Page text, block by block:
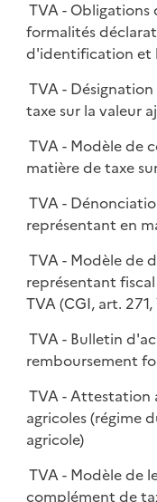
TVA - Obligations
formalités
d'identification et
TVA -
taxe sur la valeur
TVA - Modèle de
matière de taxe
TVA -
représentant en
TVA - Modèle de
représentant
TVA (CGI, art.
TVA - Bulletin
remboursement
TVA - Attestation
agricoles (régime
agricole)
TVA - Modèle de
complément de